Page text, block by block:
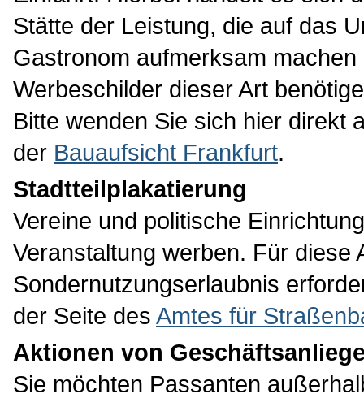
Stätte der Leistung, die auf das
Gastronom aufmerksam machen
Werbeschilder dieser Art
Bitte wenden Sie sich hier direkt
der Bauaufsicht Frankfurt.
Stadtteilplakatierung
Vereine und politische
Veranstaltung werben. Für diese
Sondernutzungserlaubnis
der Seite des Amtes für
Aktionen von
Sie möchten Passanten